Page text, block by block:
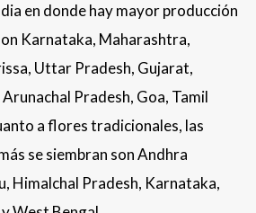
en donde hay mayor producción
Karnataka, Maharashtra,
Uttar Pradesh, Gujarat,
Pradesh, Goa, Tamil
a flores tradicionales, las
se siembran son Andhra
Himalchal Pradesh, Karnataka,